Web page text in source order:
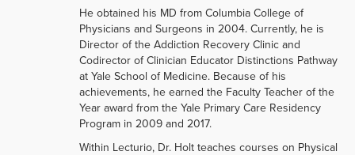
He obtained his MD from Columbia College of
Physicians and Surgeons in 2004. Currently, he is
Director of the Addiction Recovery Clinic and
Codirector of Clinician Educator Distinctions Pathway
at Yale School of Medicine. Because of his
achievements, he earned the Faculty Teacher of the
Year award from the Yale Primary Care Residency
Program in 2009 and 2017.
Within Lecturio, Dr. Holt teaches courses on Physical